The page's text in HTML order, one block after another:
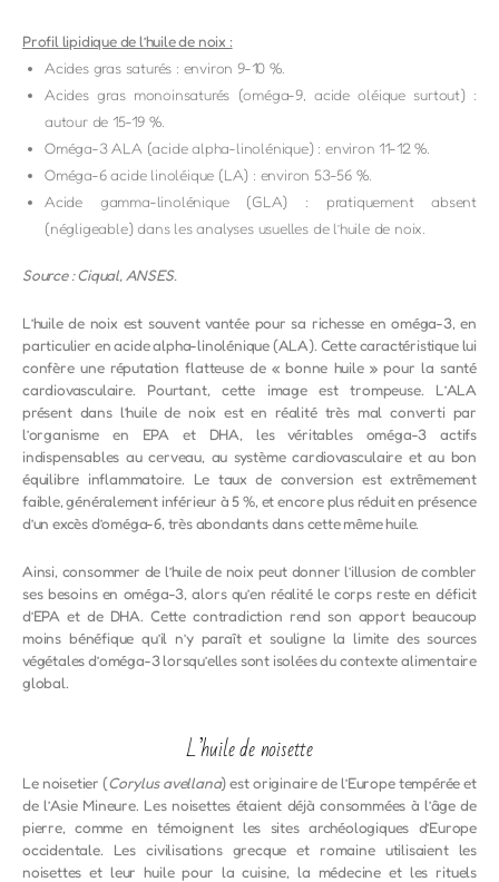
Profil lipidique de l’huile de noix :
Acides gras saturés : environ 9-10 %.
Acides gras monoinsaturés (oméga-9, acide oléique surtout) :
autour de 15-19 %.
Oméga-3 ALA (acide alpha-linolénique) : environ 11-12 %.
Oméga-6 acide linoléique (LA) : environ 53-56 %.
Acide gamma-linolénique (GLA) : pratiquement absent
(négligeable) dans les analyses usuelles de l’huile de noix.
Source : Ciqual, ANSES.
L’huile de noix est souvent vantée pour sa richesse en oméga-3, en
particulier en acide alpha-linolénique (ALA). Cette caractéristique lui
confère une réputation flatteuse de « bonne huile » pour la santé
cardiovasculaire. Pourtant, cette image est trompeuse. L’ALA
présent dans l’huile de noix est en réalité très mal converti par
l’organisme en EPA et DHA, les véritables oméga-3 actifs
indispensables au cerveau, au système cardiovasculaire et au bon
équilibre inflammatoire. Le taux de conversion est extrêmement
faible, généralement inférieur à 5 %, et encore plus réduit en présence
d’un excès d’oméga-6, très abondants dans cette même huile.
Ainsi, consommer de l’huile de noix peut donner l’illusion de combler
ses besoins en oméga-3, alors qu’en réalité le corps reste en déficit
d’EPA et de DHA. Cette contradiction rend son apport beaucoup
moins bénéfique qu’il n’y paraît et souligne la limite des sources
végétales d’oméga-3 lorsqu’elles sont isolées du contexte alimentaire
global.
L’huile de noisette
Le noisetier (Corylus avellana) est originaire de l’Europe tempérée et
de l’Asie Mineure. Les noisettes étaient déjà consommées à l’âge de
pierre, comme en témoignent les sites archéologiques d’Europe
occidentale. Les civilisations grecque et romaine utilisaient les
noisettes et leur huile pour la cuisine, la médecine et les rituels